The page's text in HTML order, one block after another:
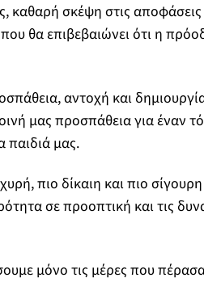
καθαρή σκέψη στις αποφάσεις
θα επιβεβαιώνει ότι η
αντοχή και
μας προσπάθεια για έναν
παιδιά μας.
πιο δίκαιη και πιο
σε προοπτική και τις
μόνο τις μέρες που